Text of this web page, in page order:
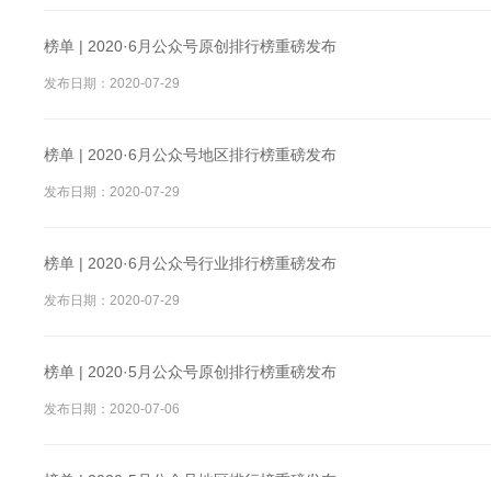
榜单 | 2020·6月公众号原创排行榜重磅发布
发布日期：2020-07-29
榜单 | 2020·6月公众号地区排行榜重磅发布
发布日期：2020-07-29
榜单 | 2020·6月公众号行业排行榜重磅发布
发布日期：2020-07-29
榜单 | 2020·5月公众号原创排行榜重磅发布
发布日期：2020-07-06